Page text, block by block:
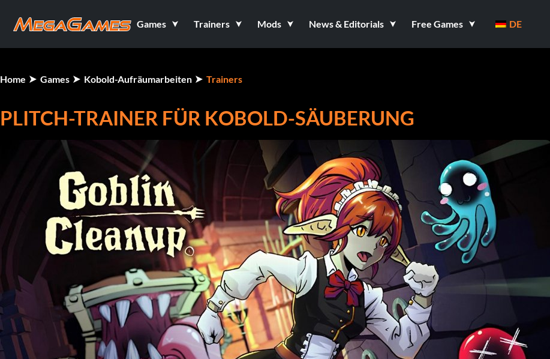
Games Trainers Mods News & Editorials Free Games DE
Home Games Kobold-Aufräumarbeiten Trainers
PLITCH-TRAINER FÜR KOBOLD-SÄUBERUNG